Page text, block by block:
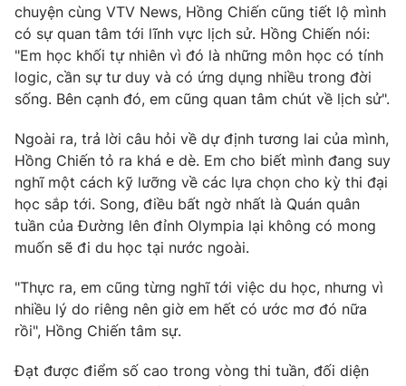
THỜI BÁO VTV
Theo dõi báo trên
Cơ quan chủ quản:Đài Truyền hình Việt Nam
Cơ quan báo chí:Thời báo VTV
Giấy phép hoạt động báo in và báo điện tử số 483/GP-BTTTT
Tổng Biên tập:Vũ Thanh Thủy
Phó Tổng Biên tập: Nguyễn Thị Mỹ Hạnh, Phạm Quốc Thắng,
Tổng đài VTV:024.38 355 931 - 024.38 355 932
chuyện cùng VTV News, Hồng Chiến cũng tiết lộ mình
có sự quan tâm tới lĩnh vực lịch sử. Hồng Chiến nói:
"Em học khối tự nhiên vì đó là những môn học có tính
logic, cần sự tư duy và có ứng dụng nhiều trong đời
sống. Bên cạnh đó, em cũng quan tâm chút về lịch sử".
Ngoài ra, trả lời câu hỏi về dự định tương lai của mình,
Hồng Chiến tỏ ra khá e dè. Em cho biết mình đang suy
nghĩ một cách kỹ lưỡng về các lựa chọn cho kỳ thi đại
học sắp tới. Song, điều bất ngờ nhất là Quán quân
tuần của Đường lên đỉnh Olympia lại không có mong
muốn sẽ đi du học tại nước ngoài.
"Thực ra, em cũng từng nghĩ tới việc du học, nhưng vì
nhiều lý do riêng nên giờ em hết có ước mơ đó nữa
rồi", Hồng Chiến tâm sự.
Đạt được điểm số cao trong vòng thi tuần, đối diện